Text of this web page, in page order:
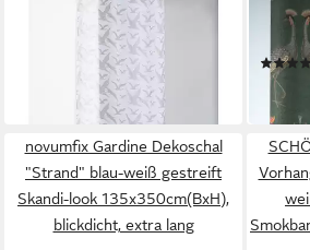
Druck, Vögel beige oder blau,
Ösen 140x240cm(BxH)
19,90 €
in 9-11 Werktagen bei dir
140 x
novumfix Gardine Dekoschal
"Strand" blau-weiß gestreift
Skandi-look 135x350cm(BxH),
blickdicht, extra lang